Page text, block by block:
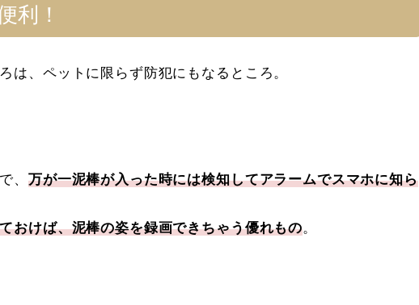
利！
は、ペットに限らず防犯にもなるところ。
、万が一泥棒が入った時には検知してアラームでスマホに知ら
おけば、泥棒の姿を録画できちゃう優れもの。